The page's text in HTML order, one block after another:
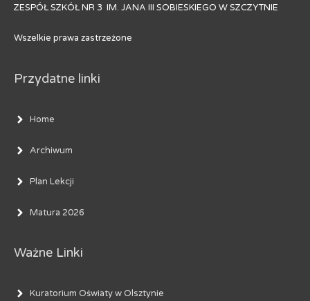
ZESPÓŁ SZKÓŁ NR 3 IM. JANA III SOBIESKIEGO W SZCZYTNIE
Wszelkie prawa zastrzeżone
Przydatne linki
Home
Archiwum
Plan Lekcji
Matura 2026
Ważne Linki
Kuratorium Oświaty w Olsztynie